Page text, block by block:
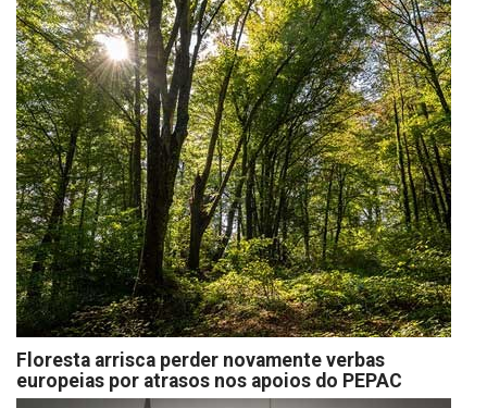
Floresta arrisca perder novamente verbas
europeias por atrasos nos apoios do PEPAC